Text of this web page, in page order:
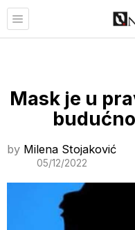
Mask je u
by Milena Stojaković
05/12/2022